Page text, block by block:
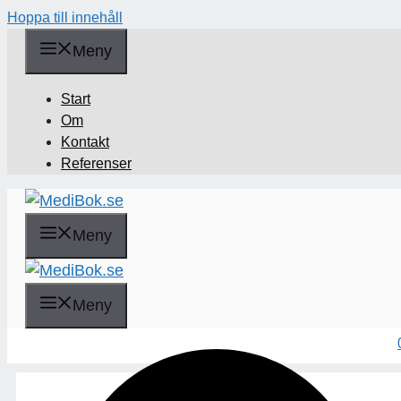
Hoppa till innehåll
Meny
Start
Om
Kontakt
Referenser
Meny
Sök
Meny